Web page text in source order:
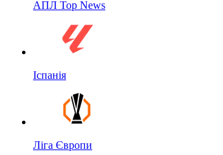
АПЛ Top News
Іспанія
Ліга Європи